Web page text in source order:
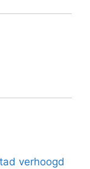
verhoogd